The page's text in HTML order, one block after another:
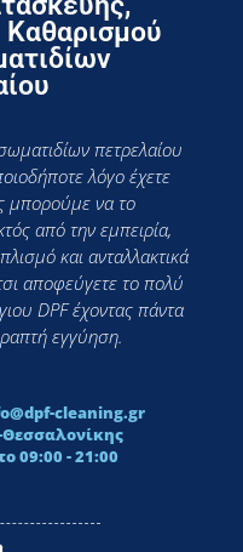
Καθαρισμού
πετρελαίου
λόγο έχετε
μπορούμε να το
από την εμπειρία,
και ανταλλακτικά
αποφεύγετε το πολύ
DPF έχοντας πάντα
εγγύηση.
cleaning.gr
09:00 - 21:00